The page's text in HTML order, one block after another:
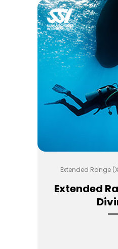
Extended Range
Extended